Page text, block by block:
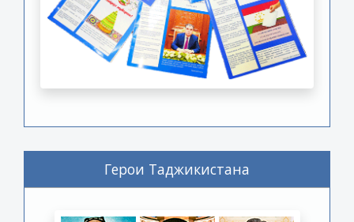
Герои Таджикистана